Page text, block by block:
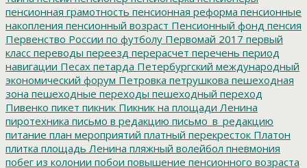
пенсионная грамотность пенсионная реформа пенсионные
накопления пенсионный возраст Пенсионный фонд пенсия
Первенство России по футболу Первомай 2017 первый
класс переводы переезд перерасчет перечень период
навигации Песах петарда Петербургский международный
экономический форум Петровка петрушкова пешеходная
зона пешеходные переходы пешеходный переход
Пивенко пикет пикник Пикник на площади Ленина
пиротехника письмо в редакцию письмо_в_редакцию
питание план мероприятий платный перекресток Платон
плитка площадь Ленина пляжный волейбол пневмония
побег из колонии побои повышение пенсионного возраста